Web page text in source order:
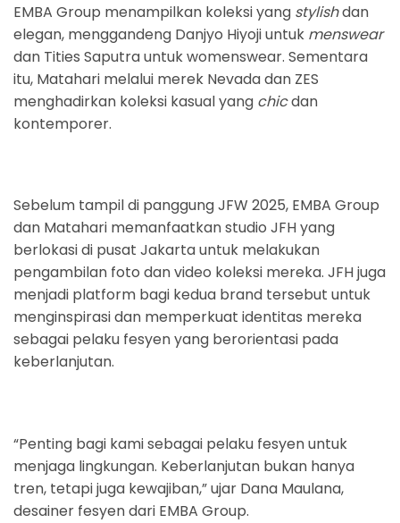
EMBA Group menampilkan koleksi yang stylishdan
elegan, menggandeng Danjyo Hiyoji untuk menswear
dan Tities Saputra untuk womenswear. Sementara
itu, Matahari melalui merek Nevada dan ZES
menghadirkan koleksi kasual yang chicdan
kontemporer.
Sebelum tampil di panggung JFW 2025, EMBA Group
dan Matahari memanfaatkan studio JFH yang
berlokasi di pusat Jakarta untuk melakukan
pengambilan foto dan video koleksi mereka. JFH juga
menjadi platform bagi kedua brand tersebut untuk
menginspirasi dan memperkuat identitas mereka
sebagai pelaku fesyen yang berorientasi pada
keberlanjutan.
“Penting bagi kami sebagai pelaku fesyen untuk
menjaga lingkungan. Keberlanjutan bukan hanya
tren, tetapi juga kewajiban,” ujar Dana Maulana,
desainer fesyen dari EMBA Group.